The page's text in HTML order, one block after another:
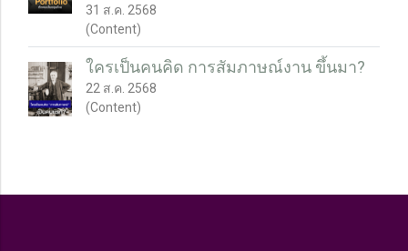
31 ส.ค. 2568
(Content)
ใครเป็นคนคิด การสัมภาษณ์งาน ขึ้นมา?
22 ส.ค. 2568
(Content)